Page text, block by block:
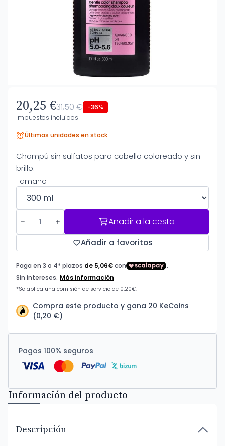
20,25 €31,50 € -36%
Impuestos incluidos
Últimas unidades en stock
Champú sin sulfatos para cabello coloreado y sin
brillo.
Tamaño
Añadir a la cesta
Añadir a favoritos
Compra este producto y gana 20 KeCoins
(0,20 €)
Pagos 100% seguros
Información del producto
Descripción